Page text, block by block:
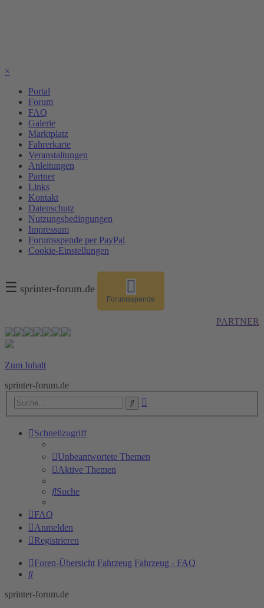
×
Portal
Forum
FAQ
Galerie
Marktplatz
Fahrerkarte
Veranstaltungen
Anleitungen
Partner
Links
Kontakt
Datenschutz
Nutzungsbedingungen
Impressum
Forumsspende per PayPal
Cookie-Einstellungen
☰ sprinter-forum.de
Forumsspende
PARTNER
Zum Inhalt
sprinter-forum.de
Suche
Schnellzugriff
Unbeantwortete Themen
Aktive Themen
Suche
FAQ
Anmelden
Registrieren
Foren-Übersicht Fahrzeug Fahrzeug - FAQ
Suche
sprinter-forum.de